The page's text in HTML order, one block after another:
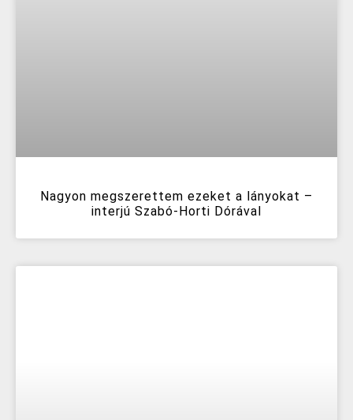
Nagyon megszerettem ezeket a lányokat –
interjú Szabó-Horti Dórával